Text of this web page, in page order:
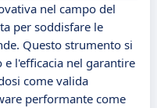
nel campo del
per soddisfare le
Questo strumento si
l'efficacia nel garantire
come valida
performante come